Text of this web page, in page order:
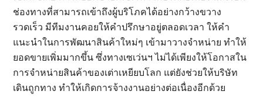
ช่องทางที่สามารถเข้าถึงผู้บริโภคได้อย่างกว้างขวาง
รวดเร็ว มีทีมงานคอยให้คำปรึกษาอยู่ตลอดเวลา ให้คำ
แนะนำในการพัฒนาสินค้าใหม่ๆ เข้ามาวางจำหน่าย ทำให้
ยอดขายเพิ่มมากขึ้น ซึ่งทางเซเว่นฯ ไม่ได้เพียงให้โอกาสใน
การจำหน่ายสินค้าของเต่าเหยียบโลก แต่ยังช่วยให้บริษัท
เดินถูกทาง ทำให้เกิดการจ้างงานอย่างต่อเนื่องอีกด้วย